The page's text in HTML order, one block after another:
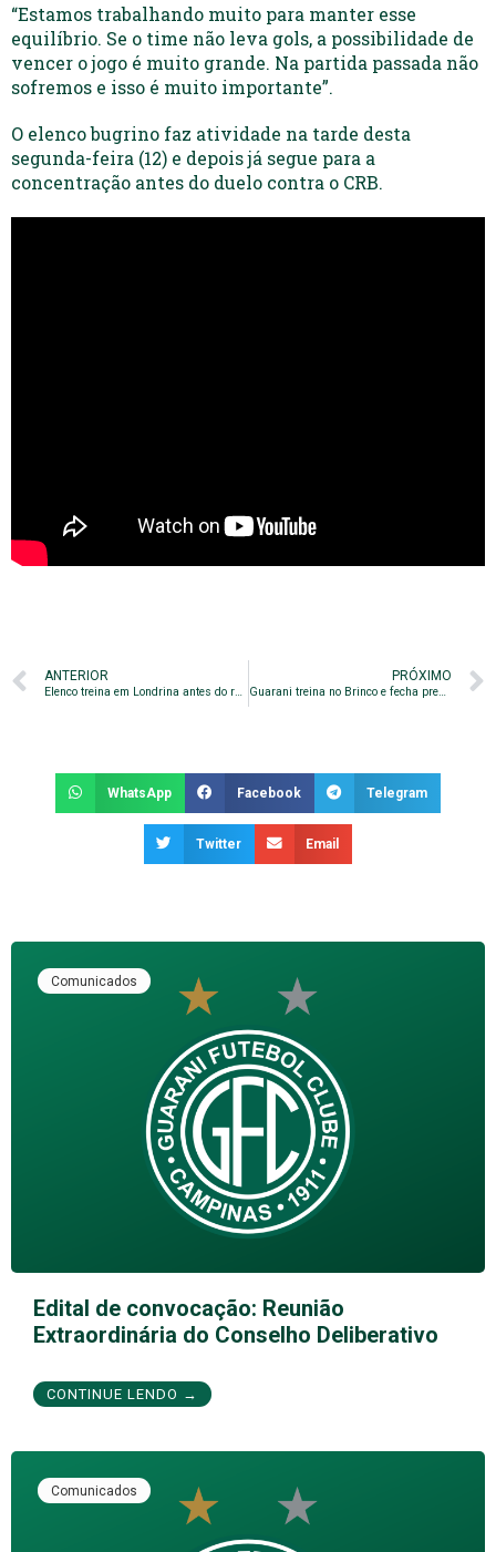
“Estamos trabalhando muito para manter esse
equilíbrio. Se o time não leva gols, a possibilidade de
vencer o jogo é muito grande. Na partida passada não
sofremos e isso é muito importante”.
O elenco bugrino faz atividade na tarde desta
segunda-feira (12) e depois já segue para a
concentração antes do duelo contra o CRB.
ANTERIOR
Elenco treina em Londrina antes do retorno para Campinas
PRÓXIMO
Guarani treina no Brinco e fecha preparação para enfrentar o CRB
WhatsApp Facebook Telegram
Twitter Email
Comunicados
Edital de convocação: Reunião
Extraordinária do Conselho Deliberativo
CONTINUE LENDO →
Comunicados